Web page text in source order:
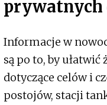
prywatnych
Informacje w
są po to, by
dotyczące celów i
postojów, stacji